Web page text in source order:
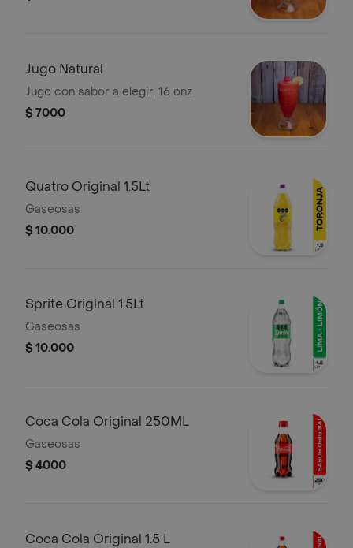
Jugo Natural
Jugo con sabor a elegir, 16 onz.
$ 7000
Quatro Original 1.5Lt
Gaseosas
$ 10.000
Sprite Original 1.5Lt
Gaseosas
$ 10.000
Coca Cola Original 250ML
Gaseosas
$ 4000
Coca Cola Original 1.5 L